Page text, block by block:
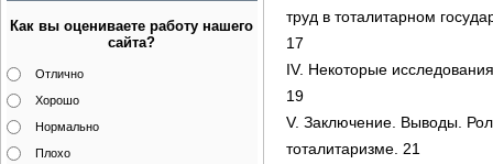
труд в тоталитарном
17
IV. Некоторые
19
V. Заключение. Выводы.
тоталитаризме. 21
Как вы оцениваете работу нашего
сайта?
Отлично
Хорошо
Нормально
Плохо